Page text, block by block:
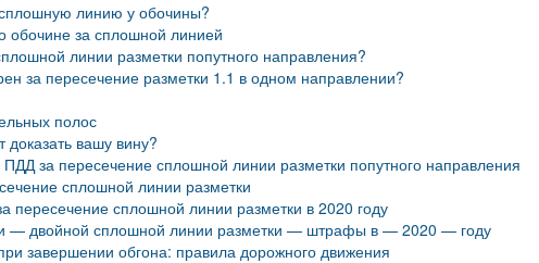
линию у обочины?
обочине за сплошной линией
линии разметки попутного направления?
за пересечение разметки 1.1 в одном направлении?
полос
вашу вину?
за пересечение сплошной линии разметки попутного направления
сплошной линии разметки
сплошной линии разметки в 2020 году
— двойной сплошной линии разметки — штрафы в — 2020 — году
завершении обгона: правила дорожного движения